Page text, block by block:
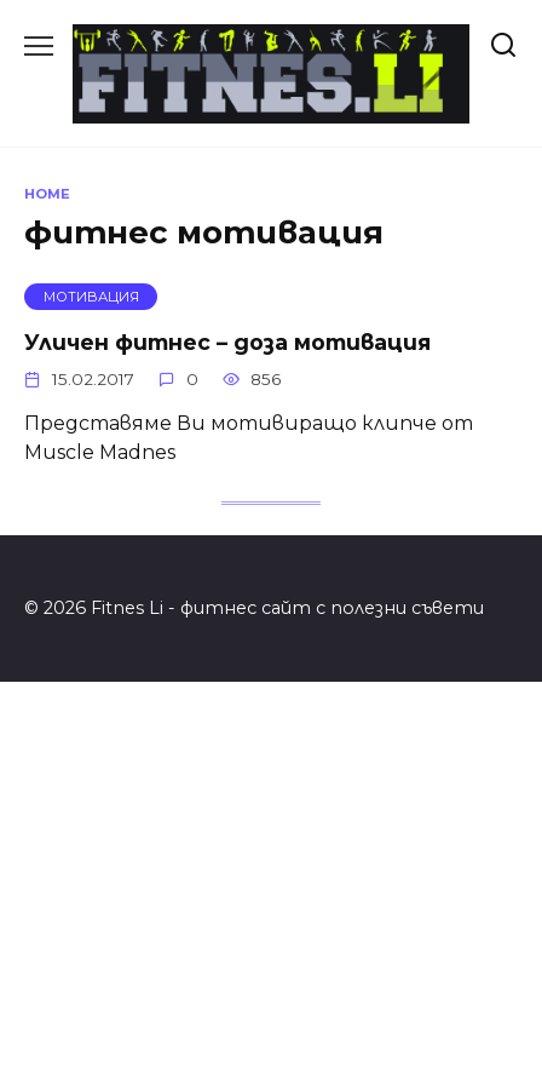
HOME
фитнес мотивация
МОТИВАЦИЯ
Уличен фитнес – доза мотивация
15.02.2017 0 856
Представяме Ви мотивиращо клипче от
Muscle Madnes
© 2026 Fitnes Li - фитнес сайт с полезни съвети